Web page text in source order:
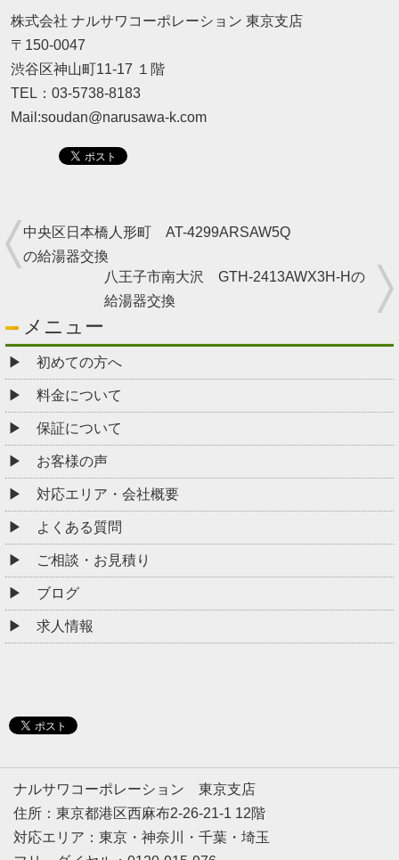
株式会社 ナルサワコーポレーション 東京支店
〒150-0047
渋谷区神山町11-17 １階
TEL：03-5738-8183
Mail:soudan@narusawa-k.com
中央区日本橋人形町 AT-4299ARSAW5Q
の給湯器交換
八王子市南大沢 GTH-2413AWX3H-Hの
給湯器交換
メニュー
初めての方へ
料金について
保証について
お客様の声
対応エリア・会社概要
よくある質問
ご相談・お見積り
ブログ
求人情報
ナルサワコーポレーション 東京支店
住所：東京都港区西麻布2-26-21-1 12階
対応エリア：東京・神奈川・千葉・埼玉